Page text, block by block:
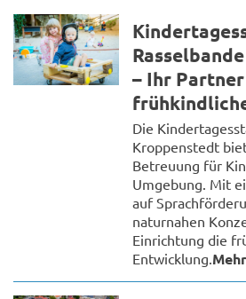
– Ihr
Die
Kroppenstedt
Betreuung für
Umgebung. Mit
auf
naturnahen
Einrichtung die
Entwicklung.Mehr